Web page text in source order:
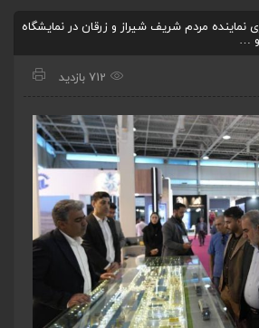
نماینده مردم شریف شیراز و زرقان در نمایشگاه
712 بازدید